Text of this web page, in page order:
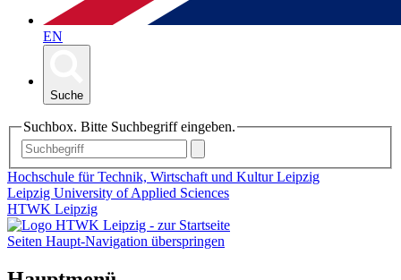
EN
Suche
Suchbox. Bitte Suchbegriff eingeben.
Hochschule für Technik, Wirtschaft und Kultur Leipzig
Leipzig University of Applied Sciences
HTWK Leipzig
Seiten Haupt-Navigation überspringen